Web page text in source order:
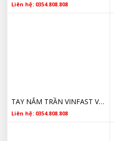
Liên hệ: 0354.808.808
TAY NẮM TRẦN VINFAST VF6 CHÍNH HÃNG GIÁ TỐT
Liên hệ: 0354.808.808